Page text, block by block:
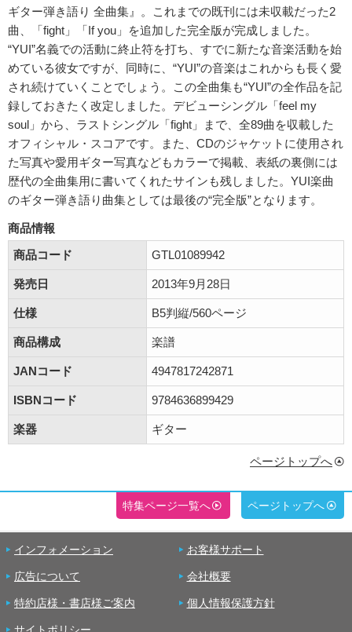
ギター弾き語り 全曲集』。これまでの既刊には未収載だった2
曲、「fight」「If you」を追加した完全版が完成しました。
“YUI”名義での活動に終止符を打ち、すでに新たな音楽活動を始
めている彼女ですが、同時に、“YUI”の音楽はこれからも長く愛
され続けていくことでしょう。この全曲集も“YUI”の全作品を記
録しておきたく改定しました。デビューシングル「feel my
soul」から、ラストシングル「fight」まで、全89曲を収載した
オフィシャル・スコアです。また、CDのジャケットに使用され
た写真や愛用ギター写真などもカラーで掲載、表紙の裏側には
歴代の全曲集用に書いてくれたサインも残しました。YUI楽曲
のギター弾き語り曲集としては最後の“完全版”となります。
商品情報
商品コード
GTL01089942
発売日 2013年9月28日
仕様 B5判縦/560ページ
商品構成 楽譜
JANコード 4947817242871
ISBNコード 9784636899429
楽器 ギター
ページトップへ
特集ページ一覧へ ページトップへ
インフォメーション お客様サポート
広告について 会社概要
特約店様・書店様ご案内 個人情報保護方針